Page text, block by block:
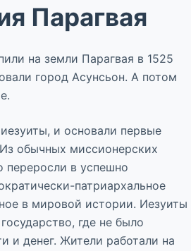
Парагвая
на земли Парагвая в 1525
город Асунсьон. А потом
и основали первые
обычных миссионерских
переросли в успешно
патриархальное
в мировой истории. Иезуиты
где не было
и денег. Жители работали на